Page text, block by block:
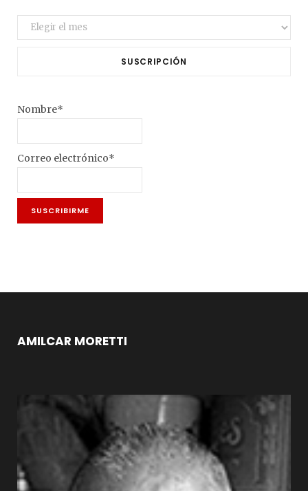
Archivo
SUSCRIPCIÓN
Nombre*
Correo electrónico*
AMILCAR MORETTI